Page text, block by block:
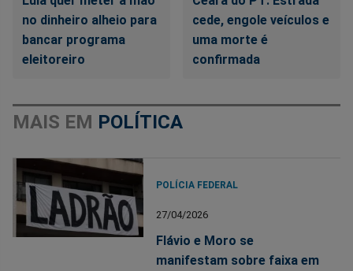
no dinheiro alheio para
bancar programa
eleitoreiro
cede, engole veículos e
uma morte é
confirmada
MAIS EM POLÍTICA
POLÍCIA FEDERAL
27/04/2026
Flávio e Moro se
manifestam sobre faixa em